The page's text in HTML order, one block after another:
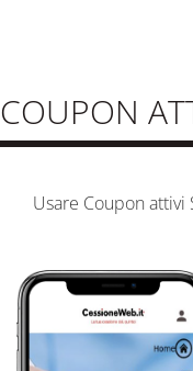
COUPON
Usare Coupon